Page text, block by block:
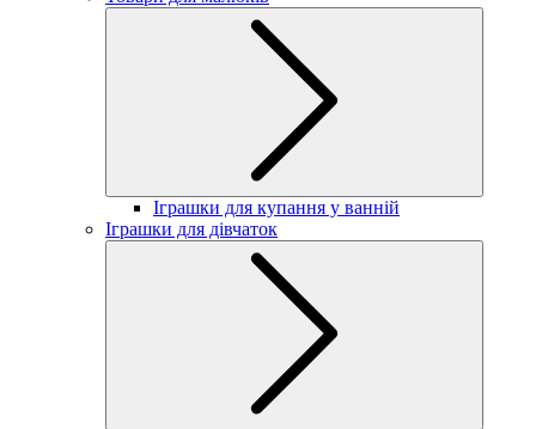
Іграшки для купання у ванній
Іграшки для дівчаток